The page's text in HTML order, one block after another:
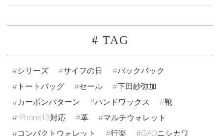
# TAG
シリーズ サイフの日
バックパック
トートバッグ
セール
下田紗弥加
カーボンパターン
ハンドワックス
靴
iPhone13対応
革
マルチウォレット
コンパクトウォレット
行楽 GAOニシカワ